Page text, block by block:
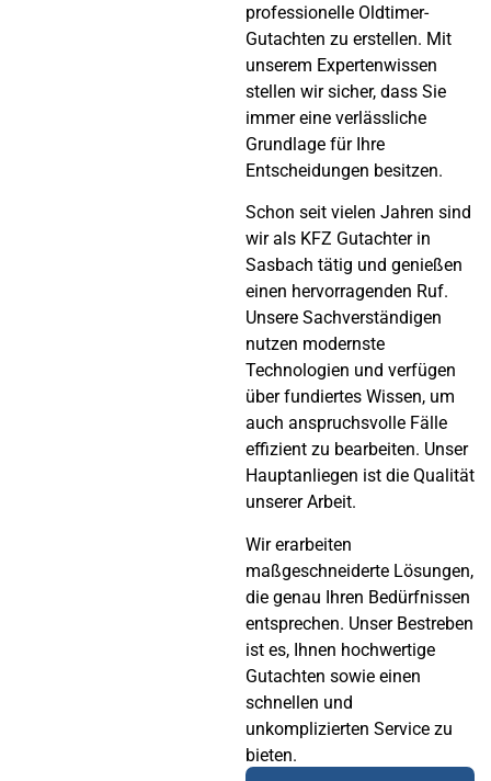
professionelle Oldtimer-
Gutachten zu erstellen. Mit
unserem Expertenwissen
stellen wir sicher, dass Sie
immer eine verlässliche
Grundlage für Ihre
Entscheidungen besitzen.
Schon seit vielen Jahren sind
wir als KFZ Gutachter in
Sasbach tätig und genießen
einen hervorragenden Ruf.
Unsere Sachverständigen
nutzen modernste
Technologien und verfügen
über fundiertes Wissen, um
auch anspruchsvolle Fälle
effizient zu bearbeiten. Unser
Hauptanliegen ist die Qualität
unserer Arbeit.
Wir erarbeiten
maßgeschneiderte Lösungen,
die genau Ihren Bedürfnissen
entsprechen. Unser Bestreben
ist es, Ihnen hochwertige
Gutachten sowie einen
schnellen und
unkomplizierten Service zu
bieten.